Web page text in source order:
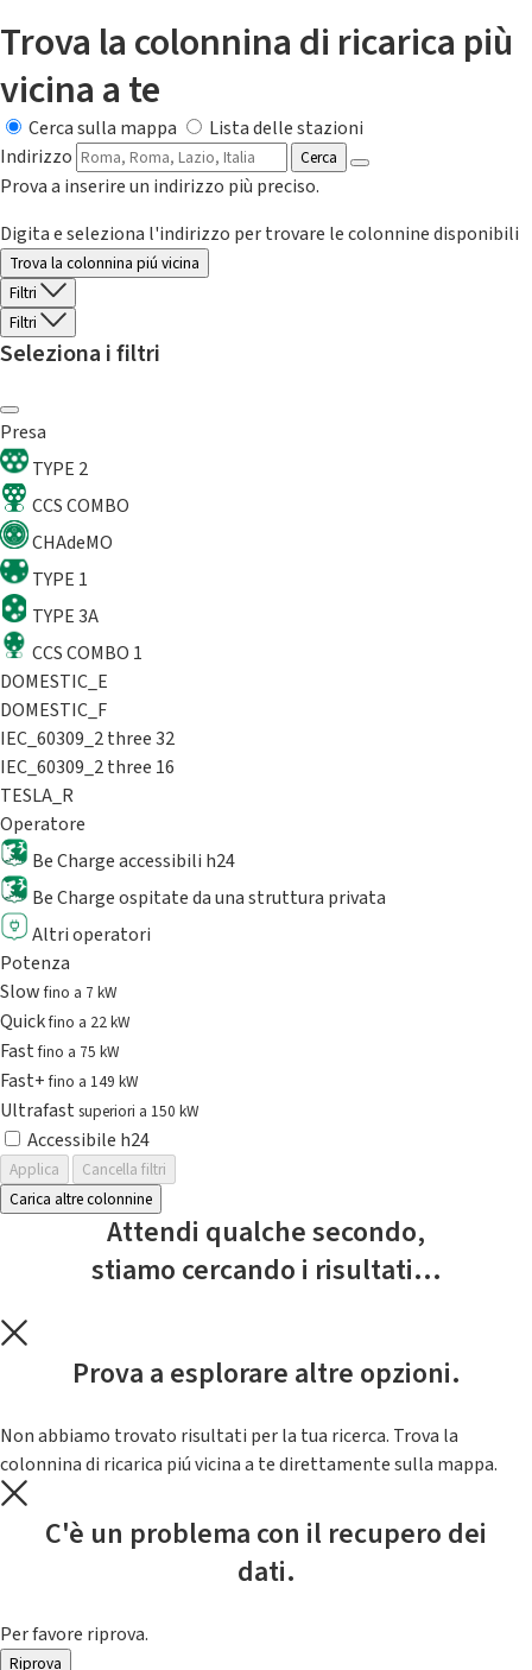
Trova la colonnina di ricarica più
vicina a te
Cerca sulla mappa
Lista delle stazioni
Indirizzo
Cerca
Prova a inserire un indirizzo più preciso.
Digita e seleziona l'indirizzo per trovare le colonnine disponibili
Trova la colonnina piú vicina
Filtri
Filtri
Seleziona i filtri
Presa
TYPE 2
CCS COMBO
CHAdeMO
TYPE 1
TYPE 3A
CCS COMBO 1
DOMESTIC_E
DOMESTIC_F
IEC_60309_2 three 32
IEC_60309_2 three 16
TESLA_R
Operatore
Be Charge accessibili h24
Be Charge ospitate da una struttura privata
Altri operatori
Potenza
Slowfino a 7 kW
Quickfino a 22 kW
Fastfino a 75 kW
Fast+fino a 149 kW
Ultrafast superiori a 150 kW
Accessibile h24
Applica
Cancella filtri
Carica altre colonnine
Attendi qualche secondo,
stiamo cercando i risultati...
Prova a esplorare altre opzioni.
Non abbiamo trovato risultati per la tua ricerca. Trova la
colonnina di ricarica piú vicina a te direttamente sulla mappa.
C'è un problema con il recupero dei
dati.
Per favore riprova.
Riprova